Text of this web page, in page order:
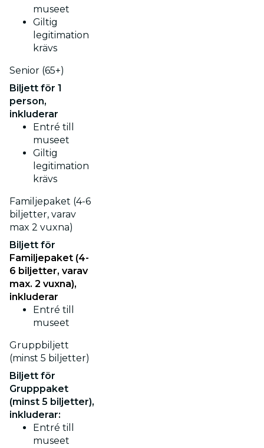
museet
Giltig
legitimation
krävs
Senior (65+)
Biljett för 1
person,
inkluderar
Entré till
museet
Giltig
legitimation
krävs
Familjepaket (4-6
biljetter, varav
max 2 vuxna)
Biljett för
Familjepaket (4-
6 biljetter, varav
max. 2 vuxna),
inkluderar
Entré till
museet
Gruppbiljett
(minst 5 biljetter)
Biljett för
Grupppaket
(minst 5 biljetter),
inkluderar:
Entré till
museet